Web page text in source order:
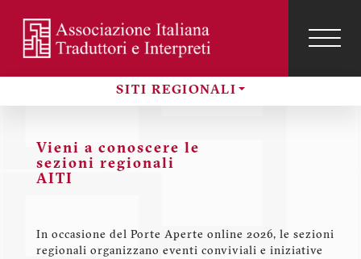
contenuto
principale
Sezioni
SITI REGIONALI
profilo
utente
Vieni a conoscere le
sezioni regionali
AITI
In occasione del Porte Aperte online 2026, le sezioni
regionali organizzano eventi conviviali e iniziative